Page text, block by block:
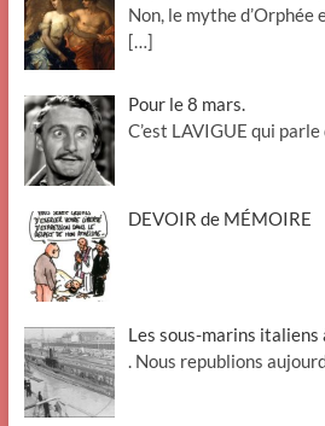
Non, le mythe d’Orphée
[…]
Pour le 8 mars.
C’est LAVIGUE qui
DEVOIR de MÉMOIRE
Les sous-marins italiens
. Nous republions